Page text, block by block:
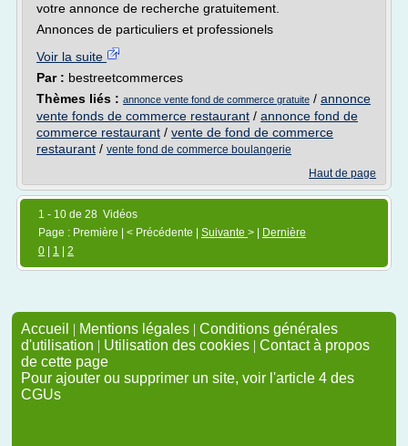
votre annonce de recherche gratuitement.
Annonces de particuliers et professionels
Voir la suite
Par : bestreetcommerces
Thèmes liés : annonce vente fond de commerce gratuite / annonce
vente fonds de commerce restaurant / annonce fond de
commerce restaurant / vente de fond de commerce
restaurant / vente fond de commerce boulangerie
Haut de page
1 - 10 de 28 Vidéos
Page : Première | < Précédente | Suivante > |
Dernière
0
1 2
Accueil | Mentions légales | Conditions générales
d'utilisation | Utilisation des cookies | Contact à propos
de cette page
Pour ajouter ou supprimer un site, voir l'article 4 des
CGUs